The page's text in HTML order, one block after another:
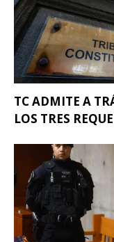
TC ADMITE A
LOS TRES